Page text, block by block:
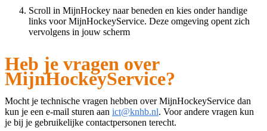
Scroll in MijnHockey naar beneden en kies onder handige
links voor MijnHockeyService. Deze omgeving opent zich
vervolgens in jouw scherm
Heb je vragen over
MijnHockeyService?
Mocht je technische vragen hebben over MijnHockeyService dan
kun je een e-mail sturen aan ict@knhb.nl. Voor andere vragen kun
je bij je gebruikelijke contactpersonen terecht.